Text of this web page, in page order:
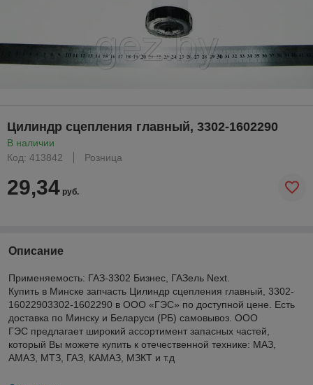
Цилиндр сцепления главный, 3302-1602290
В наличии
Код: 413842
Розница
29,34 руб.
Описание
Применяемость: ГАЗ-3302 Бизнес, ГАЗель Next.
Купить в Минске запчасть Цилиндр сцепления главный, 3302-
16022903302-1602290 в ООО «ГЭС» по доступной цене. Есть
доставка по Минску и Беларуси (РБ) самовывоз. ООО
ГЭС предлагает широкий ассортимент запасных частей,
который Вы можете купить к отечественной технике: МАЗ,
АМАЗ, МТЗ, ГАЗ, КАМАЗ, МЗКТ и т.д